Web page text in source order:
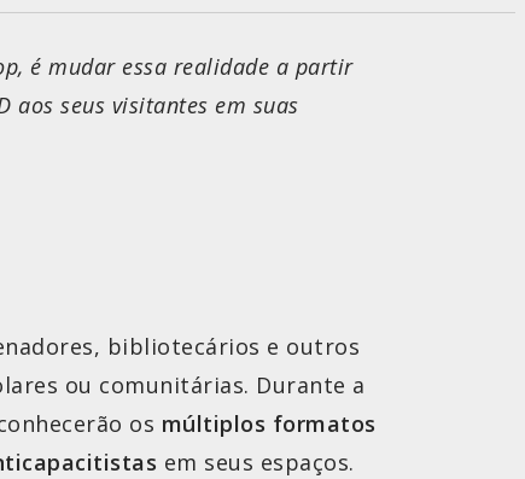
é mudar essa realidade a partir
seus visitantes em suas
bibliotecários e outros
ou comunitárias. Durante a
os múltiplos formatos
em seus espaços.